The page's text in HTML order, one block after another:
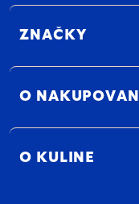
ZNAČKY
O NAKUPOVANÍ
O KULINE